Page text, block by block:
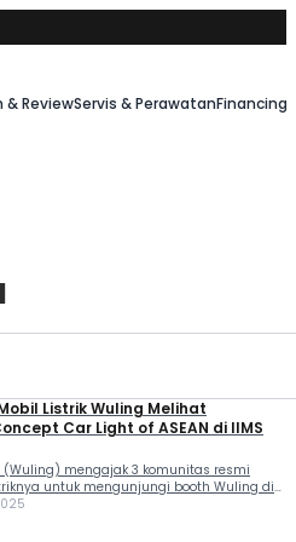
& ReviewServis & Perawatan
Listrik Wuling Melihat
Car Light of ASEAN di IIMS
(Wuling) mengajak 3 komunitas resmi
untuk mengunjungi booth Wuling di
Sabtu (15/02). Ketiga komunitas Wuling